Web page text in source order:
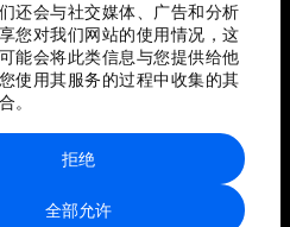
还会与社交媒体、广告和分析
您对我们网站的使用情况，这
能会将此类信息与您提供给他
使用其服务的过程中收集的其
。
全部允许
拒绝